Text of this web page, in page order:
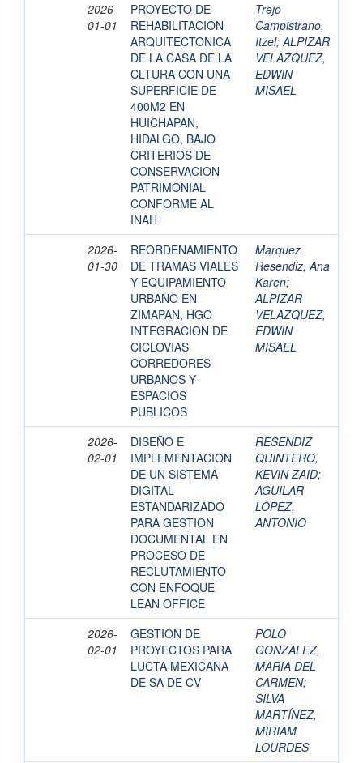
2026-
01-01
PROYECTO DE
REHABILITACION
ARQUITECTONICA
DE LA CASA DE LA
CLTURA CON UNA
SUPERFICIE DE
400M2 EN
HUICHAPAN,
HIDALGO, BAJO
CRITERIOS DE
CONSERVACION
PATRIMONIAL
CONFORME AL
INAH
Trejo
Campistrano,
Itzel;ALPIZAR
VELAZQUEZ,
EDWIN
MISAEL
2026-
01-30
REORDENAMIENTO
DE TRAMAS VIALES
Y EQUIPAMIENTO
URBANO EN
ZIMAPAN, HGO
INTEGRACION DE
CICLOVIAS
CORREDORES
URBANOS Y
ESPACIOS
PUBLICOS
Marquez
Resendiz, Ana
Karen;
ALPIZAR
VELAZQUEZ,
EDWIN
MISAEL
2026-
02-01
DISEÑO E
IMPLEMENTACION
DE UN SISTEMA
DIGITAL
ESTANDARIZADO
PARA GESTION
DOCUMENTAL EN
PROCESO DE
RECLUTAMIENTO
CON ENFOQUE
LEAN OFFICE
RESENDIZ
QUINTERO,
KEVIN ZAID;
AGUILAR
LÓPEZ,
ANTONIO
2026-
02-01
GESTION DE
PROYECTOS PARA
LUCTA MEXICANA
DE SA DE CV
POLO
GONZALEZ,
MARIA DEL
CARMEN;
SILVA
MARTÍNEZ,
MIRIAM
LOURDES